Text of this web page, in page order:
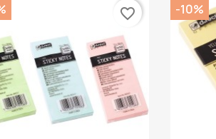
favorite_border -10%